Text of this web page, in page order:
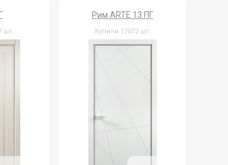
шт.
Рим ARTE 13 ПГ
Купили 17072 шт.